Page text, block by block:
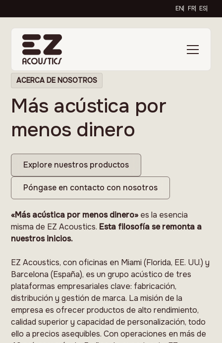
EN FR ES
ACERCA DE NOSOTROS
Más acústica por
menos dinero
Explore nuestros productos
Póngase en contacto con nosotros
«Más acústica por menos dinero» es la esencia
misma de EZ Acoustics. Esta filosofía se remonta a
nuestros inicios.
EZ Acoustics, con oficinas en Miami (Florida, EE. UU.) y
Barcelona (España), es un grupo acústico de tres
plataformas empresariales clave: fabricación,
distribución y gestión de marca. La misión de la
empresa es ofrecer productos de alto rendimiento,
calidad superior y capacidad de personalización, todo
ello a precios asequibles. Con operaciones en más de